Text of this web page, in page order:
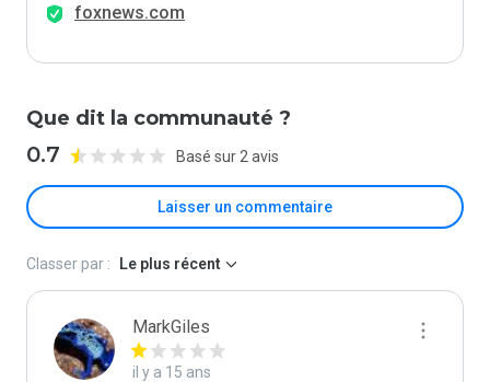
foxnews.com
Que dit la communauté ?
0.7 Basé sur 2 avis
Laisser un commentaire
Classer par : Le plus récent
MarkGiles
il y a 15 ans